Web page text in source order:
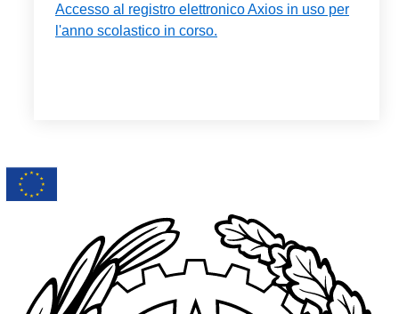
Accesso al registro elettronico Axios in uso per
l'anno scolastico in corso.